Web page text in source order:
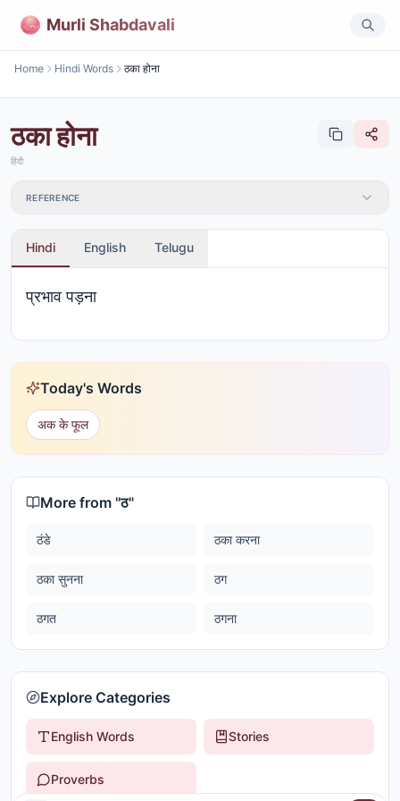
Murli Shabdavali
Home Hindi Words ठका होना
ठका होना
हिंदी
REFERENCE
Hindi English Telugu
प्रभाव पड़ना
Today's Words
अक के फूल
More from "ठ"
ठंडे ठका करना
ठका सुनना ठग
ठगत ठगना
Explore Categories
English Words Stories
Proverbs